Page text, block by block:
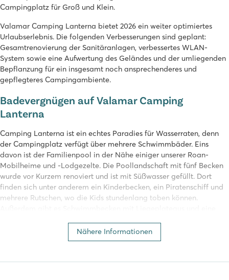
Campingplatz für Groß und Klein.
Valamar Camping Lanterna bietet 2026 ein weiter optimiertes
Urlaubserlebnis. Die folgenden Verbesserungen sind geplant:
Gesamtrenovierung der Sanitäranlagen, verbessertes WLAN-
System sowie eine Aufwertung des Geländes und der umliegenden
Bepflanzung für ein insgesamt noch ansprechenderes und
gepflegteres Campingambiente.
Badevergnügen auf Valamar Camping
Lanterna
Camping Lanterna ist ein echtes Paradies für Wasserraten, denn
der Campingplatz verfügt über mehrere Schwimmbäder. Eins
davon ist der Familienpool in der Nähe einiger unserer Roan-
Mobilheime und -Lodgezelte. Die Poollandschaft mit fünf Becken
wurde vor Kurzem renoviert und ist mit Süßwasser gefüllt. Dort
finden sich unter anderem ein Kinderbecken, ein Piratenschiff und
mehrere Rutschen, wo die Kids stundenlang toben können.
erholen. Strandfans finden direkt neben dem Campingplatz einen
großen Strand mit Strandbar für Snacks und Getränke. Erleben Sie
Wasserski. Oder mieten Sie ein Boot und begeben Sie sich aufs
Nähere Informationen